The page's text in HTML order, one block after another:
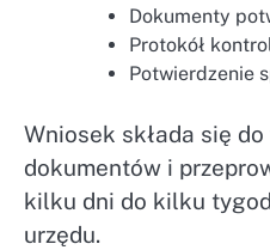
Dokumenty
Protokół
Potwierdzenie
Wniosek składa się
dokumentów i
kilku dni do kilku
urzędu.